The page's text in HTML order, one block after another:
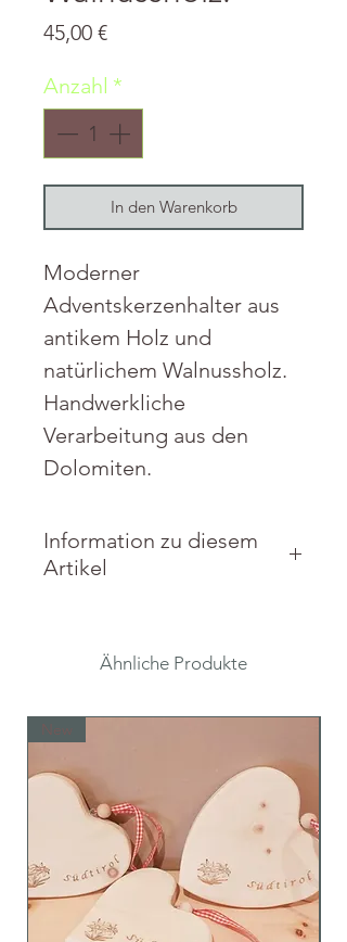
45,00 €Preis
Anzahl *
In den Warenkorb
Moderner
Adventskerzenhalter aus
antikem Holz und
natürlichem Walnussholz.
Handwerkliche
Verarbeitung aus den
Dolomiten.
Information zu diesem
Artikel
natürliches Walnussholz,
Maße: 39 x 12 x 7 cm
Ähnliche Produkte
New